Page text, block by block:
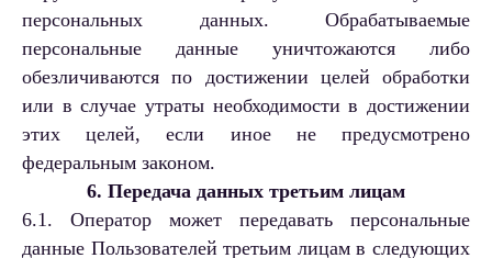
персональных данных. Обрабатываемые
персональные данные уничтожаются либо
обезличиваются по достижении целей обработки
или в случае утраты необходимости в достижении
этих целей, если иное не предусмотрено
федеральным законом.
6. Передача данных третьим лицам
6.1. Оператор может передавать персональные
данные Пользователей третьим лицам в следующих